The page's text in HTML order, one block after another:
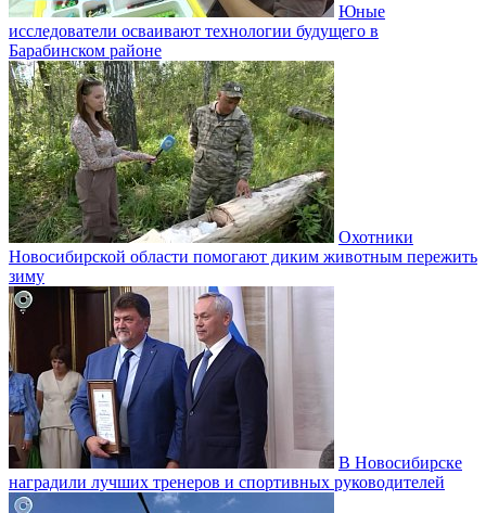
Юные
исследователи осваивают технологии будущего в
Барабинском районе
Охотники
Новосибирской области помогают диким животным пережить
зиму
В Новосибирске
наградили лучших тренеров и спортивных руководителей